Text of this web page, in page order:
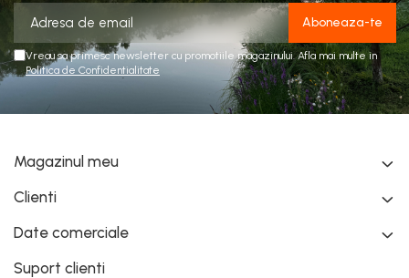
Vreau sa primesc newsletter cu promotiile magazinului. Afla mai multe in
Politica de Confidentialitate
Magazinul meu
Clienti
Date comerciale
Suport clienti